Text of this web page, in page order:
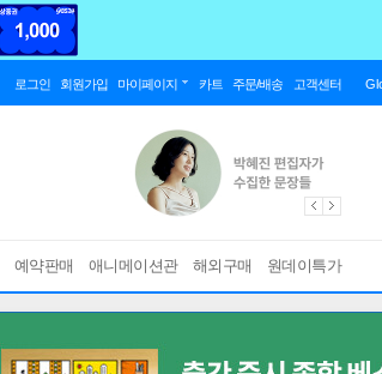
로그인 회원가입 마이페이지 카트 주문/배송 고객센터
예약판매 애니메이션관 해외구매 원데이특가